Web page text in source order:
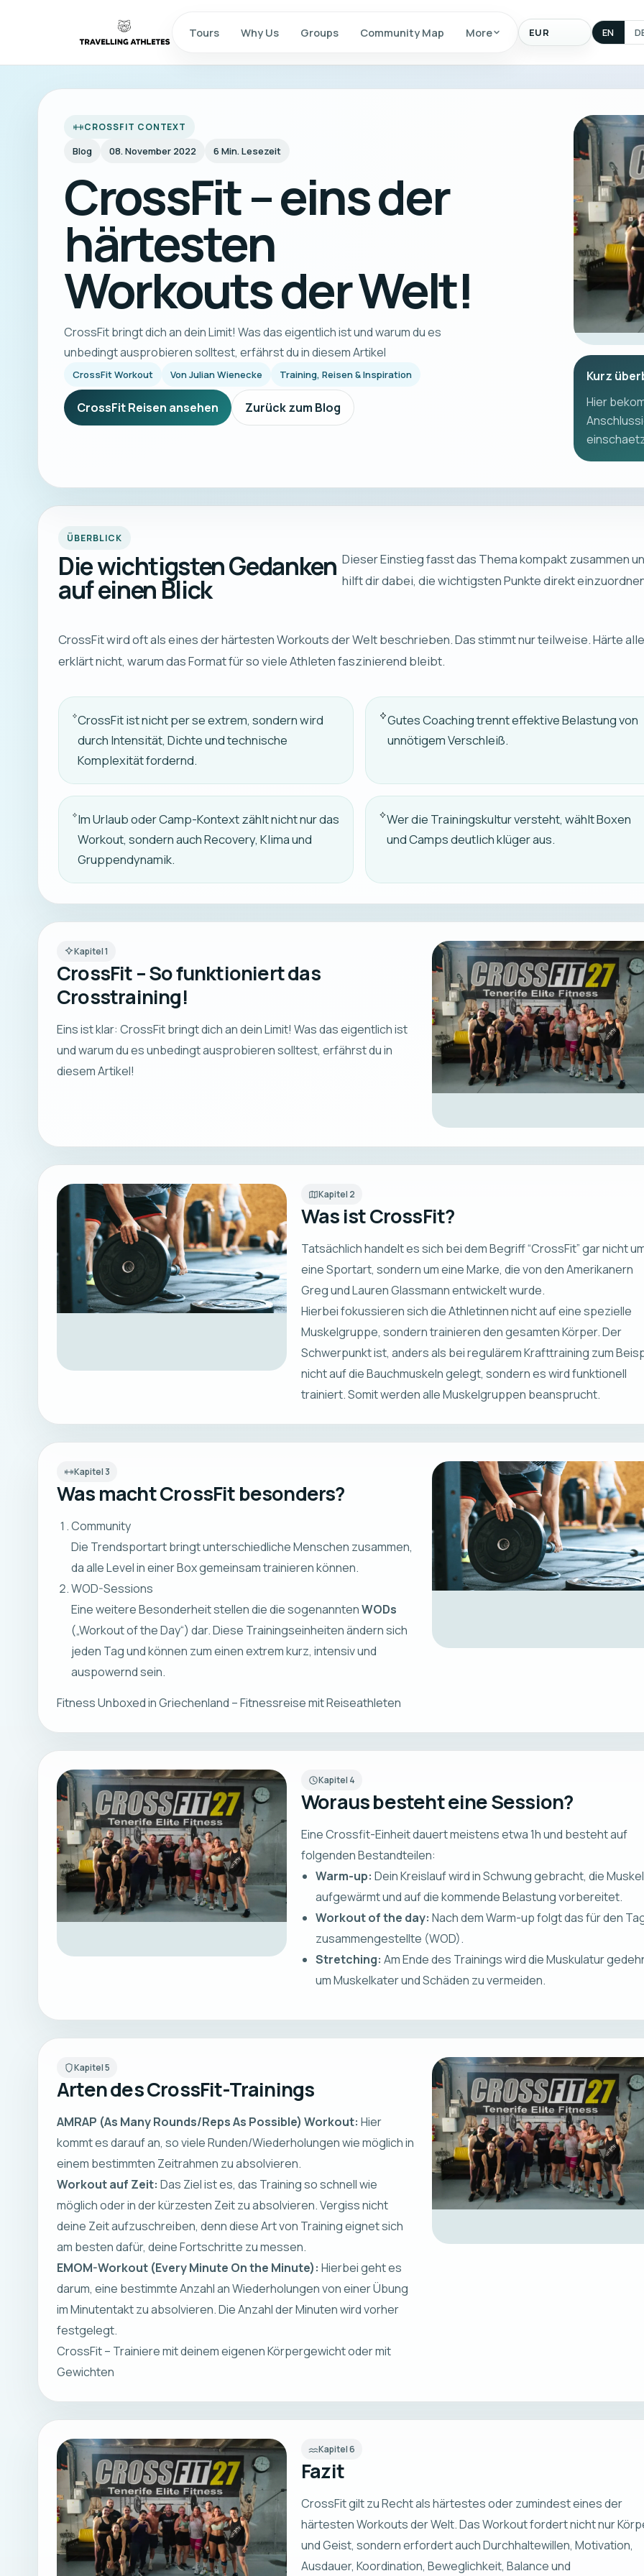
Tours Why Us Groups Community Map More
Display
currency
EN
CROSSFIT CONTEXT
Blog 08. November 2022 6 Min. Lesezeit
CrossFit – eins der
härtesten
Workouts der Welt!
CrossFit bringt dich an dein Limit! Was das eigentlich ist und warum du es
unbedingt ausprobieren solltest, erfährst du in diesem Artikel
CrossFit Workout VonJulian Wienecke Training, Reisen & Inspiration
CrossFit Reisen ansehen Zurück zum Blog
Kurz
Hier
ÜBERBLICK
Die wichtigsten Gedanken
auf einen Blick
Dieser Einstieg fasst das Thema kompakt zusammen
hilft dir dabei, die wichtigsten Punkte direkt
CrossFit wird oft als eines der härtesten Workouts der Welt beschrieben. Das stimmt nur teilweise. Härte
erklärt nicht, warum das Format für so viele Athleten faszinierend bleibt.
CrossFit ist nicht per se extrem, sondern wird
durch Intensität, Dichte und technische
Komplexität fordernd.
Gutes Coaching trennt effektive Belastung von
unnötigem Verschleiß.
Im Urlaub oder Camp-Kontext zählt nicht nur das
Workout, sondern auch Recovery, Klima und
Gruppendynamik.
Wer die Trainingskultur versteht, wählt Boxen
und Camps deutlich klüger aus.
Kapitel1
CrossFit – So funktioniert das
Crosstraining!
Eins ist klar: CrossFit bringt dich an dein Limit! Was das eigentlich ist
und warum du es unbedingt ausprobieren solltest, erfährst du in
diesem Artikel!
Kapitel 2
Was ist CrossFit?
Tatsächlich handelt es sich bei dem Begriff “CrossFit” gar nicht
eine Sportart, sondern um eine Marke, die von den Amerikanern
Greg und Lauren Glassmann entwickelt wurde.
Hierbei fokussieren sich die Athletinnen nicht auf eine spezielle
Muskelgruppe, sondern trainieren den gesamten Körper. Der
Schwerpunkt ist, anders als bei regulärem Krafttraining zum
nicht auf die Bauchmuskeln gelegt, sondern es wird funktionell
trainiert. Somit werden alle Muskelgruppen beansprucht.
Kapitel 3
Was macht CrossFit besonders?
Community
Die Trendsportart bringt unterschiedliche Menschen zusammen,
da alle Level in einer Box gemeinsam trainieren können.
WOD-Sessions
Eine weitere Besonderheit stellen die die sogenanntenWODs
(„Workout of the Day“) dar. Diese Trainingseinheiten ändern sich
jeden Tag und können zum einen extrem kurz, intensiv und
auspowernd sein.
Fitness Unboxed in Griechenland – Fitnessreise mit Reiseathleten
Kapitel 4
Woraus besteht eine Session?
Eine Crossfit-Einheit dauert meistens etwa 1h und besteht auf
folgenden Bestandteilen:
Warm-up: Dein Kreislauf wird in Schwung gebracht, die
aufgewärmt und auf die kommende Belastung vorbereitet.
Workout of the day: Nach dem Warm-up folgt das für den
zusammengestellte (WOD).
Stretching: Am Ende des Trainings wird die Muskulatur
um Muskelkater und Schäden zu vermeiden.
Kapitel5
Arten des CrossFit-Trainings
AMRAP (As Many Rounds/Reps As Possible) Workout: Hier
kommt es darauf an, so viele Runden/Wiederholungen wie möglich in
einem bestimmten Zeitrahmen zu absolvieren.
Workout auf Zeit: Das Ziel ist es, das Training so schnell wie
möglich oder in der kürzesten Zeit zu absolvieren. Vergiss nicht
deine Zeit aufzuschreiben, denn diese Art von Training eignet sich
am besten dafür, deine Fortschritte zu messen.
EMOM-Workout (Every Minute On the Minute): Hierbei geht es
darum, eine bestimmte Anzahl an Wiederholungen von einer Übung
im Minutentakt zu absolvieren. Die Anzahl der Minuten wird vorher
festgelegt.
CrossFit – Trainiere mit deinem eigenen Körpergewicht oder mit
Gewichten
Kapitel6
Fazit
CrossFit gilt zu Recht als härtestes oder zumindest eines der
härtesten Workouts der Welt. Das Workout fordert nicht nur
und Geist, sondern erfordert auch Durchhaltewillen, Motivation,
Ausdauer, Koordination, Beweglichkeit, Balance und